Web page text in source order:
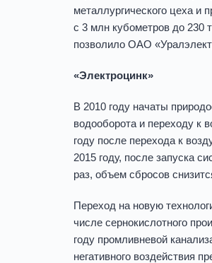
металлургического цеха и
с 3 млн кубометров до 230
позволило ОАО
«Электроцинк»
В 2010 году начаты
водооборота и переходу к
году после перехода к
2015 году, после запуска
раз, объем сбросов
Переход на новую
числе сернокислотного
году промливневой
негативного воздействия